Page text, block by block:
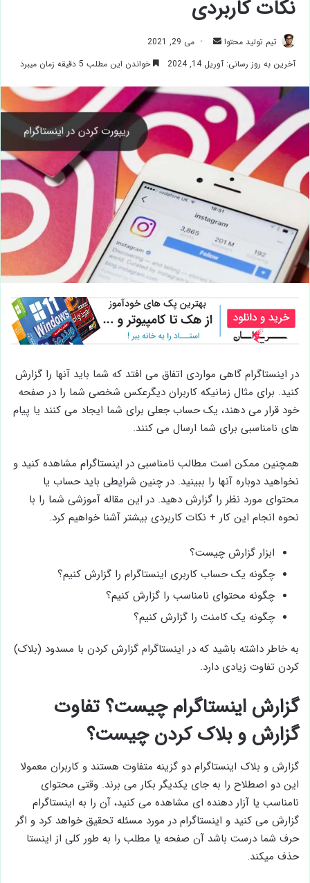
نکات کاربردی
تیم تولید محتوا
ارسال
ایمیل
می 29, 2021
آخرین به روز رسانی: آوریل 14, 2024
خواندن این مطلب 5 دقیقه زمان میبرد
در اینستاگرام گاهی مواردی اتفاق می افتد که شما باید آنها را گزارش
کنید. برای مثال زمانیکه کاربران دیگرعکس شخصی شما را در صفحه
خود قرار می دهند، یک حساب جعلی برای شما ایجاد می کنند یا پیام
های نامناسبی برای شما ارسال می کنند.
همچنین ممکن است مطالب نامناسبی در اینستاگرام مشاهده کنید و
نخواهید دوباره آنها را ببینید. در چنین شرایطی باید حساب یا
محتوای مورد نظر را گزارش دهید. در این مقاله آموزشی شما را با
نحوه انجام این کار + نکات کاربردی بیشتر آشنا خواهیم کرد.
ابزار گزارش چیست؟
چگونه یک حساب کاربری اینستاگرام را گزارش کنیم؟
چگونه محتوای نامناسب را گزارش کنیم؟
چگونه یک کامنت را گزارش کنیم؟
به خاطر داشته باشید که در اینستاگرام گزارش کردن با مسدود (بلاک)
کردن تفاوت زیادی دارد.
گزارش اینستاگرام چیست؟ تفاوت
گزارش و بلاک کردن چیست؟
گزارش و بلاک اینستاگرام دو گزینه متفاوت هستند و کاربران معمولا
این دو اصطلاح را به جای یکدیگر بکار می برند. وقتی محتوای
نامناسب یا آزار دهنده ای مشاهده می کنید، آن را به اینستاگرام
گزارش می کنید و اینستاگرام در مورد مسئله تحقیق خواهد کرد و اگر
حرف شما درست باشد آن صفحه یا مطلب را به طور کلی از اینستا
حذف میکند.